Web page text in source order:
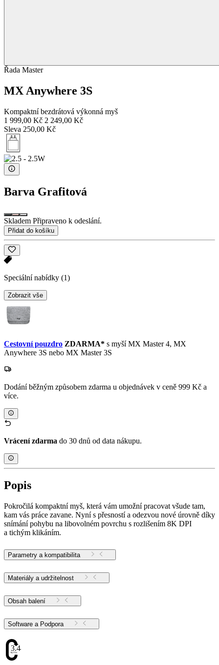
Řada Master
MX Anywhere 3S
Kompaktní bezdrátová výkonná myš
1 999,00 Kč 2 249,00 Kč
Sleva 250,00 Kč
Barva Grafitová
Skladem Připraveno k odeslání.
Přidat do košíku
Speciální nabídky (1)
Zobrazit vše
Cestovní pouzdro ZDARMA* s myší MX Master 4, MX
Anywhere 3S nebo MX Master 3S
Dodání běžným způsobem zdarma u objednávek v ceně 999 Kč a
více.
Vrácení zdarma do 30 dnů od data nákupu.
Popis
Pokročilá kompaktní myš, která vám umožní pracovat všude tam,
kam vás práce zavane. Nyní s přesností a odezvou nové úrovně díky
snímání pohybu na libovolném povrchu s rozlišením 8K DPI
a tichým klikáním.
Parametry a kompatibilita
Materiály a udržitelnost
Obsah balení
Software a Podpora
3.44